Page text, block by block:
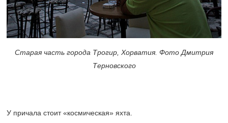
Старая часть города Трогир, Хорватия. Фото Дмитрия
Терновского
У причала стоит «космическая» яхта.